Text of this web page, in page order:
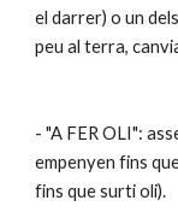
el darrer) o un
peu al terra,
- "A FER OLI":
empenyen fins
fins que surti oli).